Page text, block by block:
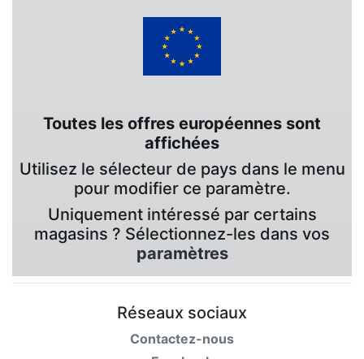
Toutes les offres européennes sont
affichées
Utilisez le sélecteur de pays dans le menu
pour modifier ce paramètre.
Uniquement intéressé par certains
magasins ? Sélectionnez-les dans vos
paramètres
Réseaux sociaux
Contactez-nous